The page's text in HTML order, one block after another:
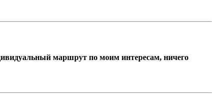
маршрут по моим интересам, ничего